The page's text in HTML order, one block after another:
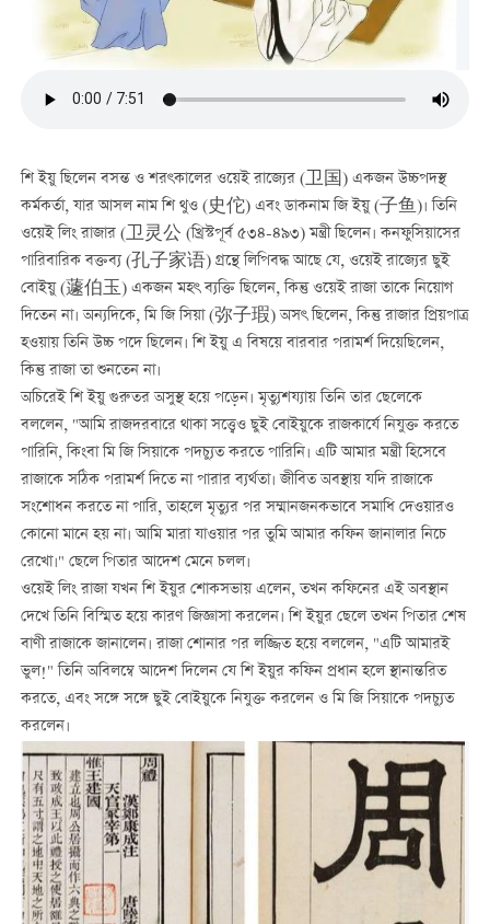
শি ইয়ু ছিলেন বসন্ত ও শরৎকালের ওয়েই রাজ্যের (卫国) একজন উচ্চপদস্থ
কর্মকর্তা, যার আসল নাম শি থুও (史佗) এবং ডাকনাম জি ইয়ু (子鱼)। তিনি
ওয়েই লিং রাজার (卫灵公 (খ্রিস্টপূর্ব ৫৩৪-৪৯৩) মন্ত্রী ছিলেন। কনফুসিয়াসের
পারিবারিক বক্তব্য (孔子家语) গ্রন্থে লিপিবদ্ধ আছে যে, ওয়েই রাজ্যের ছুই
বোইয়ু (蘧伯玉) একজন মহৎ ব্যক্তি ছিলেন, কিন্তু ওয়েই রাজা তাকে নিয়োগ
দিতেন না। অন্যদিকে, মি জি সিয়া (弥子瑕) অসৎ ছিলেন, কিন্তু রাজার প্রিয়পাত্র
হওয়ায় তিনি উচ্চ পদে ছিলেন। শি ইয়ু এ বিষয়ে বারবার পরামর্শ দিয়েছিলেন,
কিন্তু রাজা তা শুনতেন না।
অচিরেই শি ইয়ু গুরুতর অসুস্থ হয়ে পড়েন। মৃত্যুশয্যায় তিনি তার ছেলেকে
বললেন, "আমি রাজদরবারে থাকা সত্ত্বেও ছুই বোইয়ুকে রাজকার্যে নিযুক্ত করতে
পারিনি, কিংবা মি জি সিয়াকে পদচ্যুত করতে পারিনি। এটি আমার মন্ত্রী হিসেবে
রাজাকে সঠিক পরামর্শ দিতে না পারার ব্যর্থতা। জীবিত অবস্থায় যদি রাজাকে
সংশোধন করতে না পারি, তাহলে মৃত্যুর পর সম্মানজনকভাবে সমাধি দেওয়ারও
কোনো মানে হয় না। আমি মারা যাওয়ার পর তুমি আমার কফিন জানালার নিচে
রেখো।" ছেলে পিতার আদেশ মেনে চলল।
ওয়েই লিং রাজা যখন শি ইয়ুর শোকসভায় এলেন, তখন কফিনের এই অবস্থান
দেখে তিনি বিস্মিত হয়ে কারণ জিজ্ঞাসা করলেন। শি ইয়ুর ছেলে তখন পিতার শেষ
বাণী রাজাকে জানালেন। রাজা শোনার পর লজ্জিত হয়ে বললেন, "এটি আমারই
ভুল!" তিনি অবিলম্বে আদেশ দিলেন যে শি ইয়ুর কফিন প্রধান হলে স্থানান্তরিত
করতে, এবং সঙ্গে সঙ্গে ছুই বোইয়ুকে নিযুক্ত করলেন ও মি জি সিয়াকে পদচ্যুত
করলেন।